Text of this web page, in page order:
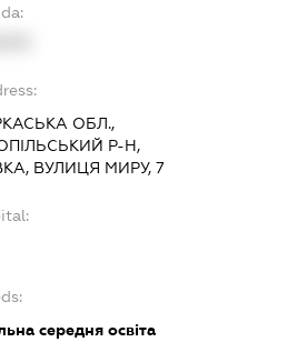
ОБЛ.,
Р-Н,
ВУЛИЦЯ МИРУ, 7
середня освіта